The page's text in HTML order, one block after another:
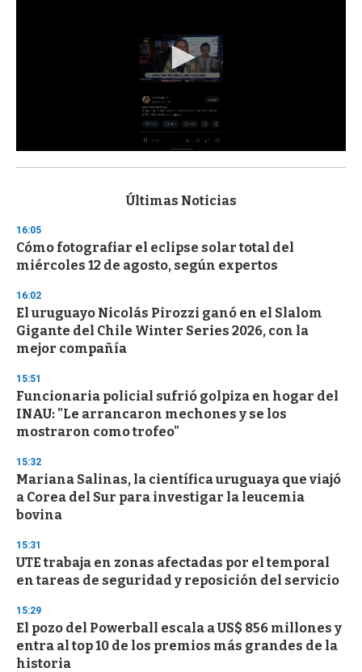
s
d
s
o
f
3
s
e
c
o
d
s
Últimas Noticias
16:05
Cómo fotografiar el eclipse solar total del
miércoles 12 de agosto, según expertos
16:02
El uruguayo Nicolás Pirozzi ganó en el Slalom
Gigante del Chile Winter Series 2026, con la
mejor compañía
15:51
Funcionaria policial sufrió golpiza en hogar del
INAU: "Le arrancaron mechones y se los
mostraron como trofeo"
15:32
Mariana Salinas, la científica uruguaya que viajó
a Corea del Sur para investigar la leucemia
bovina
15:31
UTE trabaja en zonas afectadas por el temporal
en tareas de seguridad y reposición del servicio
15:29
El pozo del Powerball escala a US$ 856 millones y
entra al top 10 de los premios más grandes de la
historia